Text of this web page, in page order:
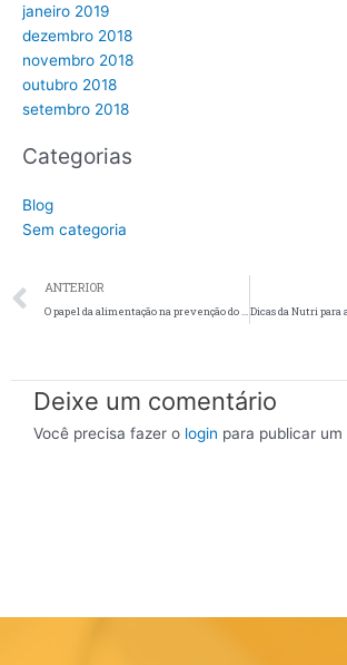
janeiro 2019
dezembro 2018
novembro 2018
outubro 2018
setembro 2018
Categorias
Blog
Sem categoria
Prev
ANTERIOR
O papel da alimentação na prevenção do câncer de próstata
Deixe um comentário
Você precisa fazer o login para publicar